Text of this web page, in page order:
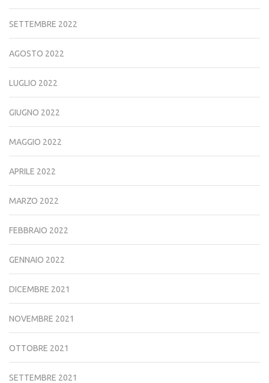
SETTEMBRE 2022
AGOSTO 2022
LUGLIO 2022
GIUGNO 2022
MAGGIO 2022
APRILE 2022
MARZO 2022
FEBBRAIO 2022
GENNAIO 2022
DICEMBRE 2021
NOVEMBRE 2021
OTTOBRE 2021
SETTEMBRE 2021